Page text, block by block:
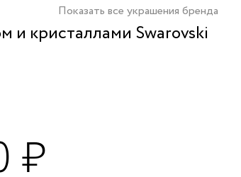
Показать все украшения бренда
и кристаллами Swarovski
₽